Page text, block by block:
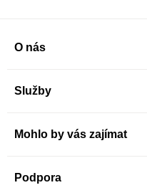
O nás
Služby
Mohlo by vás zajímat
Podpora